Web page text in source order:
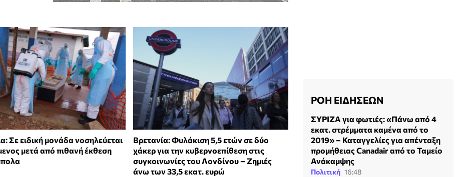
Σε ειδική μονάδα νοσηλεύεται
μετά από πιθανή έκθεση
Βρετανία: Φυλάκιση 5,5 ετών σε δύο
χάκερ για την κυβερνοεπίθεση στις
συγκοινωνίες του Λονδίνου – Ζημιές
άνω των 33,5 εκατ. ευρώ
ΡΟΗ ΕΙΔΗΣΕΩΝ
ΣΥΡΙΖΑ για φωτιές: «Πάνω από 4
εκατ. στρέμματα καμένα από το
2019» – Καταγγελίες για απένταξη
προμήθειας Canadair από το Ταμείο
Ανάκαμψης
Πολιτική 16:48